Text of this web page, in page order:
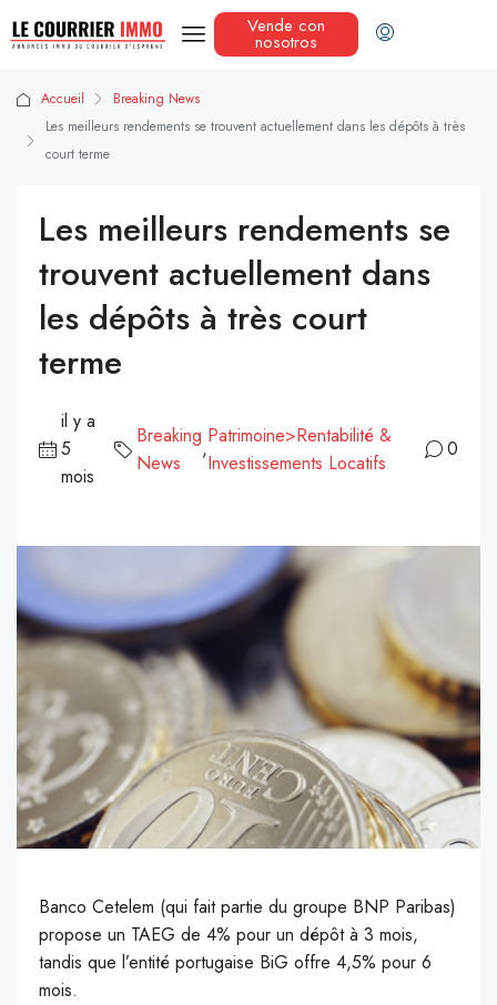
Vende con
nosotros
Accueil
Breaking News
Les meilleurs rendements se trouvent actuellement dans les dépôts à très
court terme
Les meilleurs rendements se
trouvent actuellement dans
les dépôts à très court
terme
il y a
5
mois
Breaking
News
,
Patrimoine>Rentabilité &
Investissements Locatifs
0
Banco Cetelem (qui fait partie du groupe BNP Paribas)
propose un TAEG de 4% pour un dépôt à 3 mois,
tandis que l’entité portugaise BiG offre 4,5% pour 6
mois.